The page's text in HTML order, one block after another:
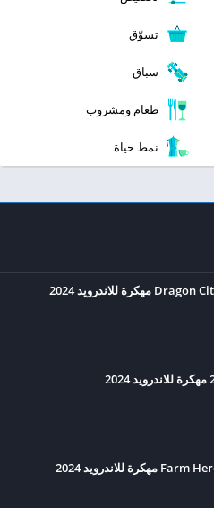
تسوّق
سباق
طعام ومشروب
نمط حياة